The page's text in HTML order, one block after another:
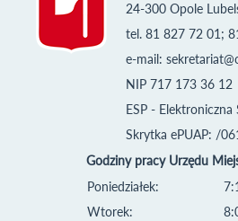
24-300 Opole
tel. 81 827 72 01;
e-mail:
NIP 717 173 36 12
ESP -
Skrytka ePUAP: /
Godziny pracy Urzędu
Poniedziałek:
Wtorek: